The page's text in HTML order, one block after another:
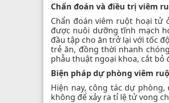
Chẩn đoán và điều trị viêm
Chẩn đoán viêm ruột hoại tử
được nuôi dưỡng tĩnh mạch
đầu tập cho ăn trở lại với tốc
trẻ ăn, đồng thời nhanh
phẫu thuật ngoại khoa, cắt
Biện pháp dự phòng viêm
Hiện nay, công tác dự
không để xảy ra tỉ lệ tử vong